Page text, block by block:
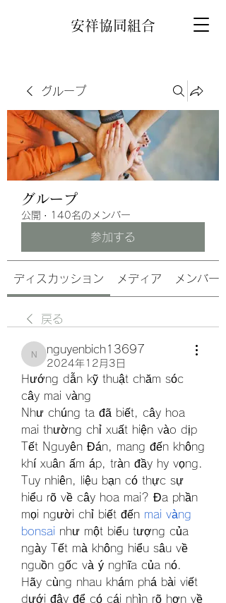
安祥協同組合
グループ
グループ
公開 · 140名のメンバー
参加する
ディスカッション メディア メンバー
戻る
nguyenbich13697
nguyenbich13697
2024年12月3日
Hướng dẫn kỹ thuật chăm sóc
cây mai vàng
Như chúng ta đã biết, cây hoa
mai thường chỉ xuất hiện vào dịp
Tết Nguyên Đán, mang đến không
khí xuân ấm áp, tràn đầy hy vọng.
Tuy nhiên, liệu bạn có thực sự
hiểu rõ về cây hoa mai? Đa phần
mọi người chỉ biết đến mai vàng
bonsai như một biểu tượng của
ngày Tết mà không hiểu sâu về
nguồn gốc và ý nghĩa của nó.
Hãy cùng nhau khám phá bài viết
dưới đây để có cái nhìn rõ hơn về